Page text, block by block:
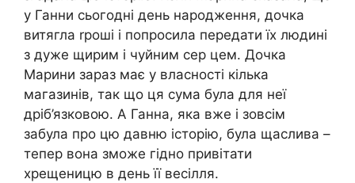
у Ганни сьогодні день народження, дочка
витягла rроші і попросила передати їх людині
з дуже щирим і чуйним сер цем. Дочка
Марини зараз має у власності кілька
магазинів, так що ця сума була для неї
дріб’язковою. А Ганна, яка вже і зовсім
забула про цю давню історію, була щаслива –
тепер вона зможе гідно привітати
хрещеницю в день її весілля.